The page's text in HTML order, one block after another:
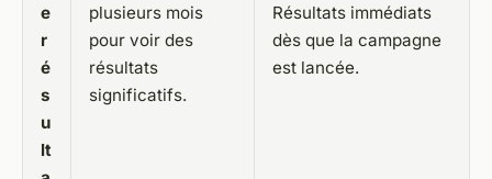
e
r
é
s
u
lt
plusieurs mois
pour voir des
résultats
significatifs.
Résultats immédiats
dès que la campagne
est lancée.